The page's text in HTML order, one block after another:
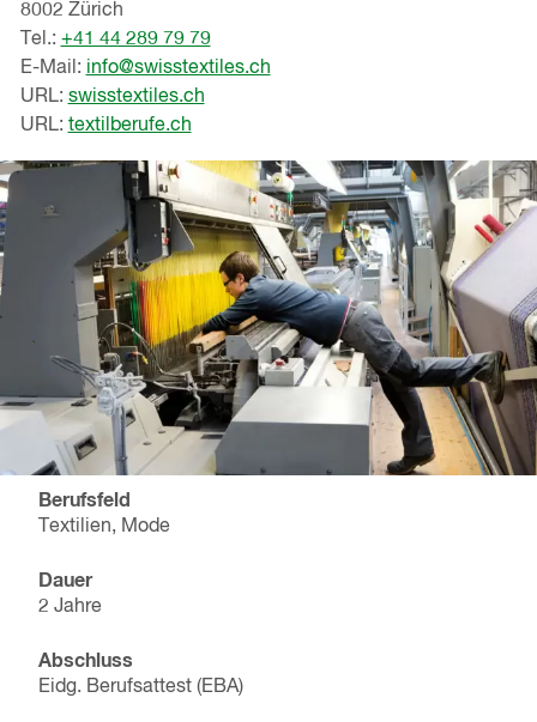
8002 Zürich
Tel.: +41 44 289 79 79
E-Mail: info@swisstextiles.ch
URL: swisstextiles.ch
URL: textilberufe.ch
Berufsfeld
Textilien, Mode
Dauer
2 Jahre
Abschluss
Eidg. Berufsattest (EBA)